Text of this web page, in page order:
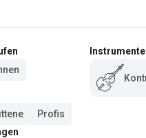
Profis
Instrumente